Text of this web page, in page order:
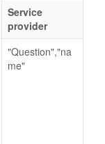
Service
provider
"Question","na
me"